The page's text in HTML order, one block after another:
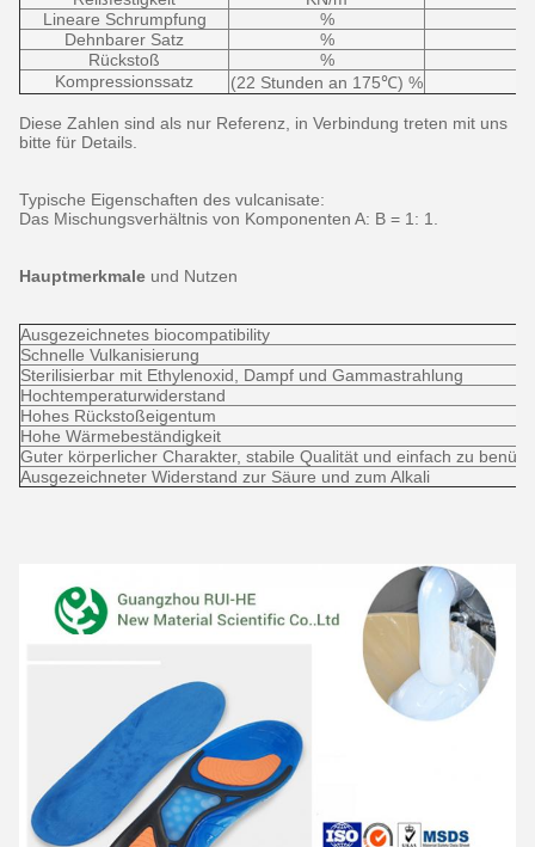
Lineare Schrumpfung
%
Dehnbarer Satz
%
Rückstoß
%
Kompressionssatz
(22 Stunden an 175℃) %
Diese Zahlen sind als nur Referenz, in Verbindung treten mit uns
bitte für Details.
Typische Eigenschaften des vulcanisate:
Das Mischungsverhältnis von Komponenten A: B = 1: 1.
Hauptmerkmale und Nutzen
Ausgezeichnetes biocompatibility
Schnelle Vulkanisierung
Sterilisierbar mit Ethylenoxid, Dampf und Gammastrahlung
Hochtemperaturwiderstand
Hohes Rückstoßeigentum
Hohe Wärmebeständigkeit
Guter körperlicher Charakter, stabile Qualität und einfach zu
Ausgezeichneter Widerstand zur Säure und zum Alkali